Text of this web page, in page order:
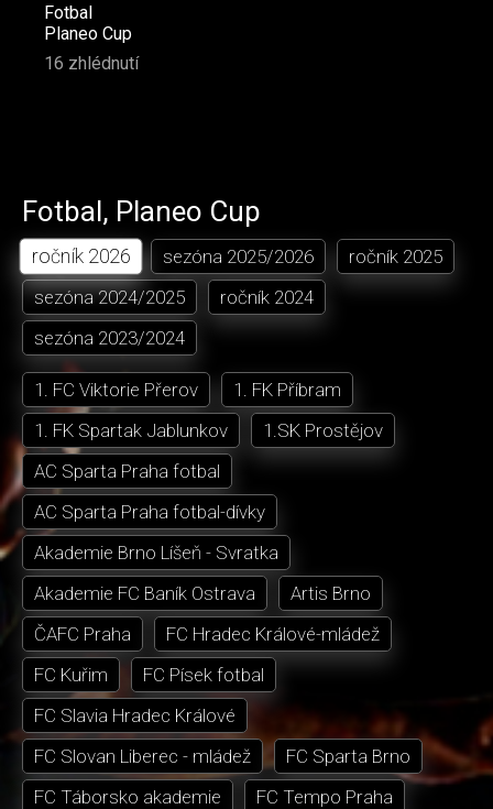
Fotbal
Planeo Cup
16 zhlédnutí
Fotbal, Planeo Cup
ročník 2026 sezóna 2025/2026 ročník 2025
sezóna 2024/2025 ročník 2024
sezóna 2023/2024
1. FC Viktorie Přerov
1. FK Příbram
1. FK Spartak Jablunkov
1.SK Prostějov
AC Sparta Praha fotbal
AC Sparta Praha fotbal-dívky
Akademie Brno Líšeň - Svratka
Akademie FC Baník Ostrava
Artis Brno
ČAFC Praha
FC Hradec Králové-mládež
FC Kuřim
FC Písek fotbal
FC Slavia Hradec Králové
FC Slovan Liberec - mládež
FC Sparta Brno
FC Táborsko akademie
FC Tempo Praha